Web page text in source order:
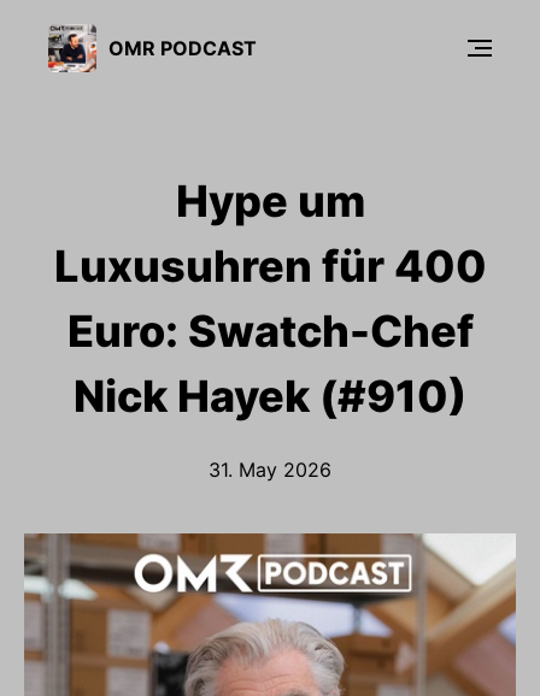
OMR PODCAST
Hype um
Luxusuhren für 400
Euro: Swatch-Chef
Nick Hayek (#910)
31. May 2026